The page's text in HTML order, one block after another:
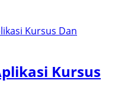
Kursus